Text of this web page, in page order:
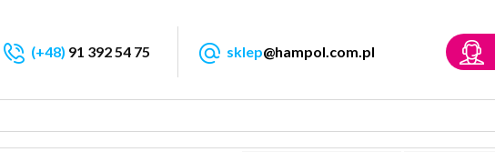
(+48) 91 392 54 75 sklep@hampol.com.pl